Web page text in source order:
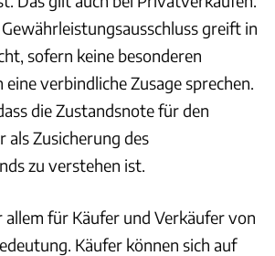
greift in
sofern keine besonderen
eine verbindliche Zusage sprechen.
die Zustandsnote für den
als Zusicherung des
zu verstehen ist.
für Käufer und Verkäufer von
Käufer können sich auf